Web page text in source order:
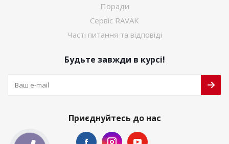
Поради
Сервіс RAVAK
Часті питання та відповіді
Будьте завжди в курсі!
Приєднуйтесь до нас